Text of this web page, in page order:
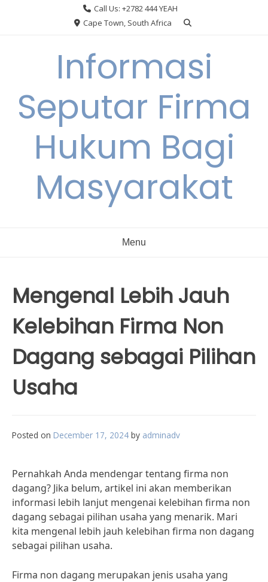
Call Us: +2782 444 YEAH
Cape Town, South Africa
Informasi
Seputar Firma
Hukum Bagi
Masyarakat
Menu
Mengenal Lebih Jauh
Kelebihan Firma Non
Dagang sebagai Pilihan
Usaha
Posted on December 17, 2024 by adminadv
Pernahkah Anda mendengar tentang firma non
dagang? Jika belum, artikel ini akan memberikan
informasi lebih lanjut mengenai kelebihan firma non
dagang sebagai pilihan usaha yang menarik. Mari
kita mengenal lebih jauh kelebihan firma non dagang
sebagai pilihan usaha.
Firma non dagang merupakan jenis usaha yang